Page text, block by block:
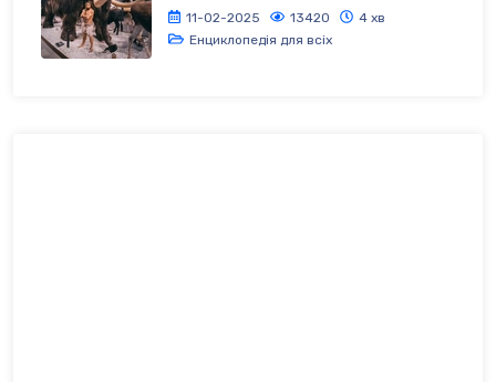
11-02-2025 13420
4 хв
Енциклопедія для всіх